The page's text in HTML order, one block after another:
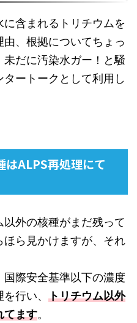
含まれるトリチウムを
、根拠についてちょっ
だに汚染水ガー！と騒
ートークとして利用し
ALPS再処理にて
外の核種がまだ残って
ら見かけますが、それ
際安全基準以下の濃度
行い、 トリチウム以外
てます。